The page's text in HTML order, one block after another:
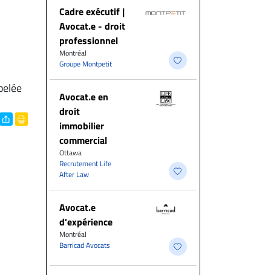
Cadre exécutif |
Avocat.e - droit
professionnel
Montréal
Groupe Montpetit
Avocat.e en
droit
immobilier
commercial
Ottawa
Recrutement Life
After Law
Avocat.e
d'expérience
Montréal
Barricad Avocats